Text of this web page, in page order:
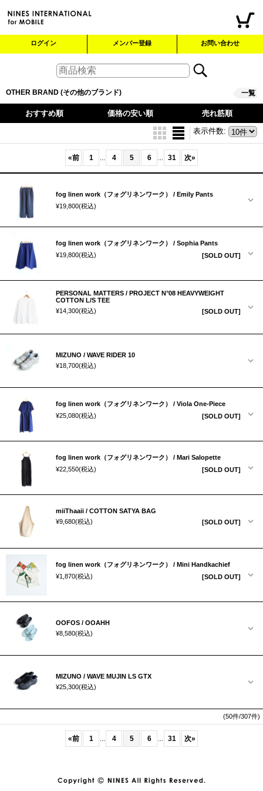
ログイン メンバー登録 お問い合わせ
OTHER BRAND (その他のブランド) 一覧
おすすめ順 価格の安い順
売れ筋順
表示件数:
«前 1 4 5 6 31 次»
fog linen work（フォグリネンワーク） / Emily Pants
¥19,800(税込)
fog linen work（フォグリネンワーク） / Sophia Pants
¥19,800(税込) [SOLD OUT]
PERSONAL MATTERS / PROJECT N°08 HEAVYWEIGHT
COTTON L/S TEE
¥14,300(税込) [SOLD OUT]
MIZUNO / WAVE RIDER 10
¥18,700(税込)
fog linen work（フォグリネンワーク） / Viola One-Piece
¥25,080(税込) [SOLD OUT]
fog linen work（フォグリネンワーク） / Mari Salopette
¥22,550(税込) [SOLD OUT]
miiThaaii / COTTON SATYA BAG
¥9,680(税込) [SOLD OUT]
fog linen work（フォグリネンワーク） / Mini Handkachief
¥1,870(税込) [SOLD OUT]
OOFOS / OOAHH
¥8,580(税込)
MIZUNO / WAVE MUJIN LS GTX
¥25,300(税込)
(50件/307件)
«前 1 4 5 6 31 次»